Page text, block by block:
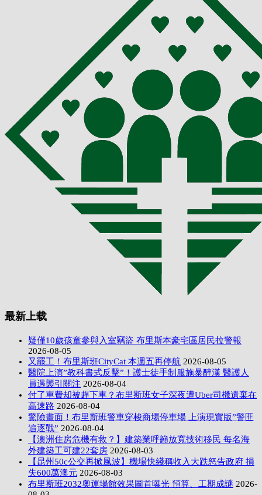
最新上载
疑僅10歲孩童參與入室竊盜 布里斯本豪宅區居民拉警報
2026-08-05
又罷工！布里斯班CityCat 本週五再停航 2026-08-05
醫院上演”教科書式反擊”！護士徒手制服施暴醉漢 醫護人
員遇襲引關注 2026-08-04
付了車費却被趕下車？布里斯班女子深夜遭Uber司機遺棄在
高速路 2026-08-04
驚險畫面！布里斯班警車穿梭商場停車場 上演現實版”警匪
追逐戰” 2026-08-04
【澳洲住房危機有救？】建築業呼籲放寬技術移民 每名海
外建築工可建22套房 2026-08-03
【昆州50c公交再掀風波】機場快綫稱收入大跌怒告政府 損
失600萬澳元 2026-08-03
布里斯班2032奧運場館效果圖首曝光 預算、工期成謎 2026-